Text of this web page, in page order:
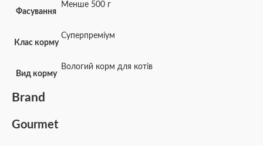
Фасування
Менше 500 г
Клас корму
Суперпреміум
Вид корму
Вологий корм для котів
Brand
Gourmet